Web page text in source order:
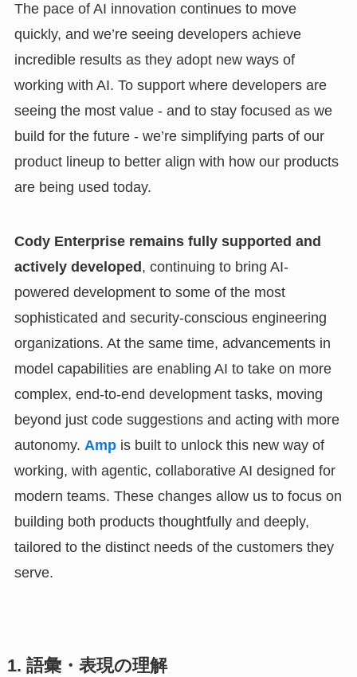
The pace of AI innovation continues to move
quickly, and we’re seeing developers achieve
incredible results as they adopt new ways of
working with AI. To support where developers are
seeing the most value - and to stay focused as we
build for the future - we’re simplifying parts of our
product lineup to better align with how our products
are being used today.
Cody Enterprise remains fully supported and
actively developed , continuing to bring AI-
powered development to some of the most
sophisticated and security-conscious engineering
organizations. At the same time, advancements in
model capabilities are enabling AI to take on more
complex, end-to-end development tasks, moving
beyond just code suggestions and acting with more
autonomy. Ampis built to unlock this new way of
working, with agentic, collaborative AI designed for
modern teams. These changes allow us to focus on
building both products thoughtfully and deeply,
tailored to the distinct needs of the customers they
serve.
1. 語彙・表現の理解